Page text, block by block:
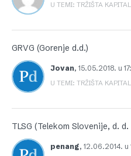
U TEMI: TRŽIŠTA
GRVG (Gorenje d.d.)
Jovan, 15.05.2018. u
U TEMI: TRŽIŠTA
TLSG (Telekom Slovenije, d. d.
penang, 12.06.2014. u